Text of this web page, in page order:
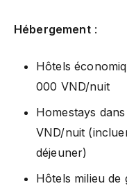
Hébergement:
Hôtels
000 VND/nuit
Homestays
VND/nuit
déjeuner)
Hôtels milieu de